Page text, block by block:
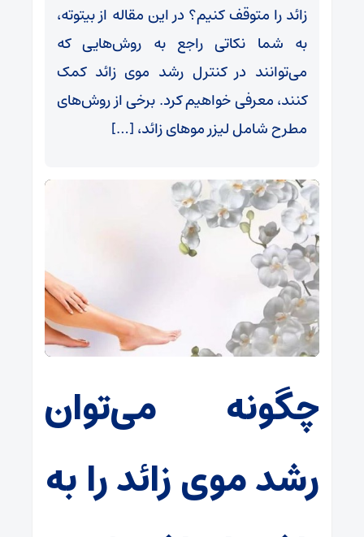
زائد را متوقف کنیم؟ در این مقاله از بیتوته،
به شما نکاتی راجع به روش‌هایی که
می‌توانند در کنترل رشد موی زائد کمک
کنند، معرفی خواهیم کرد. برخی از روش‌های
مطرح شامل لیزر موهای زائد، […]
چگونه می‌توان
رشد موی زائد را به